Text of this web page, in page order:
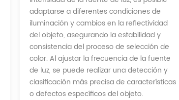
adaptarse a diferentes condiciones de
iluminación y cambios en la reflectividad
del objeto, asegurando la estabilidad y
consistencia del proceso de selección de
color. Al ajustar la frecuencia de la fuente
de luz, se puede realizar una detección y
clasificación más precisa de características
o defectos específicos del objeto.